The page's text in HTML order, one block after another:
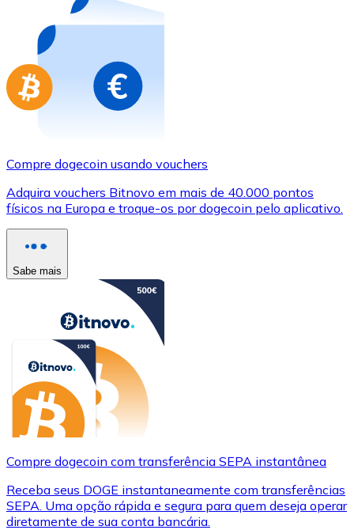
Compre cartões-presente das suas marcas favoritas
Ir para a loja de cartões-presente
Compre dogecoin usando vouchers
Adquira vouchers Bitnovo em mais de 40.000 pontos
físicos na Europa e troque-os por dogecoin pelo aplicativo.
Sabe mais
Compre dogecoin com transferência SEPA instantânea
Receba seus DOGE instantaneamente com transferências
SEPA. Uma opção rápida e segura para quem deseja operar
diretamente de sua conta bancária.